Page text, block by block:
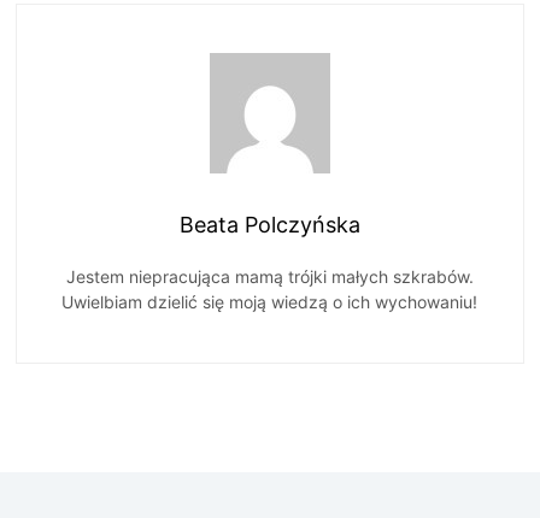
Beata Polczyńska
Jestem niepracująca mamą trójki małych szkrabów.
Uwielbiam dzielić się moją wiedzą o ich wychowaniu!